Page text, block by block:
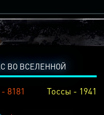
ВО ВСЕЛЕННОЙ
8181 Тоссы - 1941